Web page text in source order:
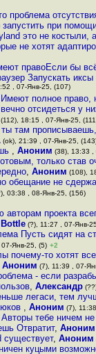
проблема
при
это не костыли,
не хотят адаптиро
правоЕсли бы
Запускать
, 07-Янв-25, (107)
Имеют полное право,
вечно отсидеться у
(112), 18:15 , 07-Янв-25,
там
(ok), 21:39 , 07-Янв-25,
, Аноним (38), 13:33 ,
только став
, Аноним (108),
обещание не
03:38 , 08-Янв-25, (156)
проекта
Bottle (?), 11:27 , 07-Янв-
Пусть сидят на
Янв-25, (5) +2
почему-то хотят
Аноним (7), 11:39 , 07-
- если
, Александр
легаси, тем
, Аноним (7),
тебе ничем
Отвратит, Аноним
существует, Аноним
куцыми